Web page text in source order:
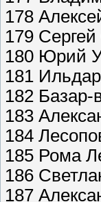
178
179
180 Юрий
181
182 Базар-
183
184
185 Рома
186
187